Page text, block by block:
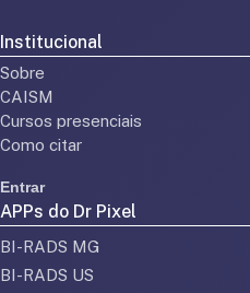
Institucional
Sobre
CAISM
Cursos presenciais
Como citar
Entrar
APPs do Dr Pixel
BI-RADS MG
BI-RADS US